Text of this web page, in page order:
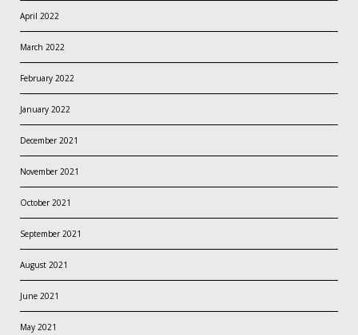
April 2022
March 2022
February 2022
January 2022
December 2021
November 2021
October 2021
September 2021
August 2021
June 2021
May 2021